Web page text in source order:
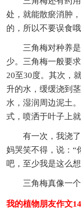
处，就能散瘀消肿
的，所以不要误食哦
三角梅对种养
少。三角梅一般要
20至30度。其次，
升的水，缓缓浇到
水，湿润周边泥土
式，喷洒于叶子上就
有一次，我浇
妈哭笑不得，说：“
吧，至少我是这么想
三角梅真像一
我的植物朋友作文14